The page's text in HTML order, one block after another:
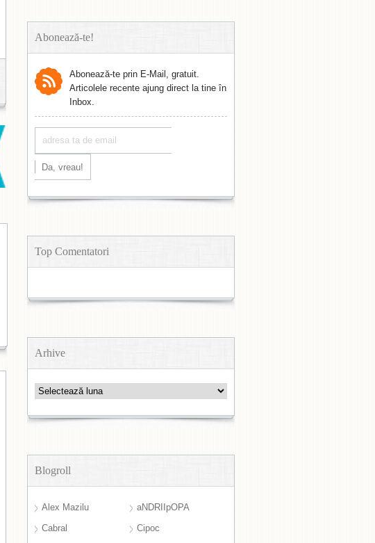
Abonează-te!
Abonează-te prin E-Mail, gratuit.
Articolele recente ajung direct la tine în
Inbox.
Top Comentatori
Arhive
Arhive
Blogroll
Alex Mazilu
aNDRIIpOPA
Cabral
Cipoc